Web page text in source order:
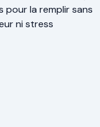
pour la remplir sans
ni stress